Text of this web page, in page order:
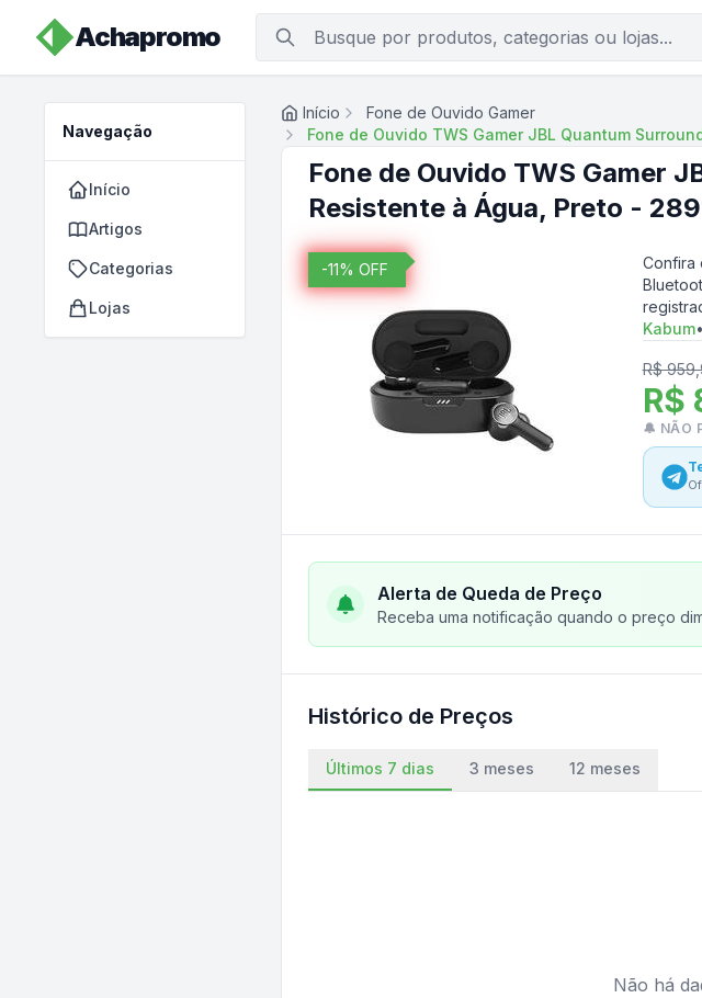
Achapromo
Navegação
Início
Artigos
Categorias
Lojas
Início
Fone de Ouvido Gamer
Fone de Ouvido TWS Gamer JBL Quantum
Fone de Ouvido TWS Gamer
Resistente à Água, Preto -
-11% OFF Confira
Kabum•
R$
R$
🔔 NÃO
Alerta de Queda de Preço
Receba uma notificação quando o preço
Histórico de Preços
Últimos 7 dias 3 meses 12 meses
Não há